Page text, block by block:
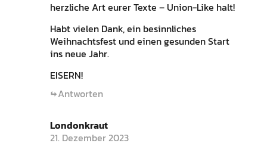
herzliche Art eurer Texte – Union-Like halt!
Habt vielen Dank, ein besinnliches
Weihnachtsfest und einen gesunden Start
ins neue Jahr.
EISERN!
Antworten
Londonkraut
21. Dezember 2023